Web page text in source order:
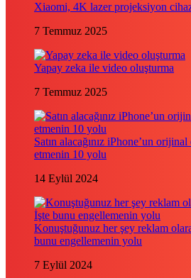
Xiaomi, 4K lazer projeksiyon
7 Temmuz 2025
Yapay zeka ile video oluşturma
7 Temmuz 2025
Satın alacağınız iPhone’un
etmenin 10 yolu
14 Eylül 2024
Konuştuğunuz her şey reklam
bunu engellemenin yolu
7 Eylül 2024